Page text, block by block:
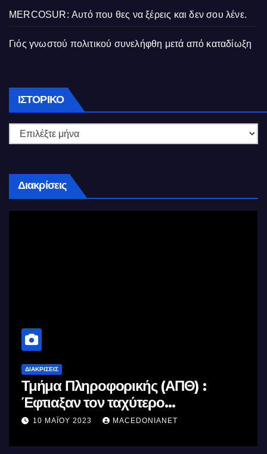
MERCOSUR: Αυτό που θες να ξέρεις και δεν σου λένε.
Γιός γνωστού πολιτικού συνελήφθη μετά από καταδίωξη
ΙΣΤΟΡΙΚΌ Ιστορικό
Διακρίσεις
ΔΙΑΚΡΊΣΕΙΣ
Τμήμα Πληροφορικής (ΑΠΘ) :
Έφτιαξαν τον ταχύτερο
επεξεργαστή AI στον κόσμο με τη
10 ΜΑΪ́ΟΥ 2023 MACEDONIANET